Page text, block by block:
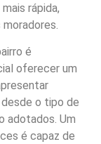
rápida,
é
oferecer um
o tipo de
adotados. Um
é capaz de